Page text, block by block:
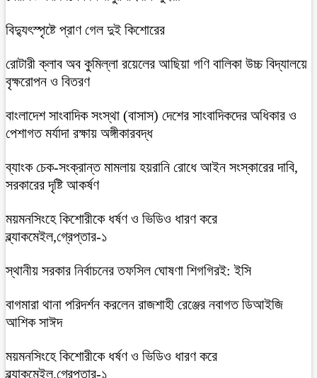
বিদ্যুৎস্পৃষ্টে প্রাণ গেল দুই কিশোরের
রোটারী ক্লাব অব কুমিল্লা রয়েলের আছিয়া গণি বালিকা উচ্চ বিদ্যালয়ে
বৃক্ষরোপন ও বিতরণ
বাংলাদেশ সাংবাদিক সংস্থা (বাসাস) দেশের সাংবাদিকদের অধিকার ও
পেশাগত মর্যাদা রক্ষায় অঙ্গীকারবদ্ধ
ব্যাংক চেক-সংক্রান্ত মামলায় হয়রানি রোধে আইন সংস্কারের দাবি,
সরকারের দৃষ্টি আকর্ষণ
ময়মনসিংহে কিশোরীকে ধর্ষণ ও ভিডিও ধারণ করে
ব্ল্যাকমেইল,গ্রেপ্তার-১
স্থানীয় সরকার নির্বাচনের তফসিল ঘোষণা শিগগিরই: ইসি
বাগমারা থানা পরিদর্শন করলেন রাজশাহী রেঞ্জের নবাগত ডিআইজি
আশিক সাঈদ
ময়মনসিংহে কিশোরীকে ধর্ষণ ও ভিডিও ধারণ করে
ব্ল্যাকমেইল,গ্রেপ্তার-১